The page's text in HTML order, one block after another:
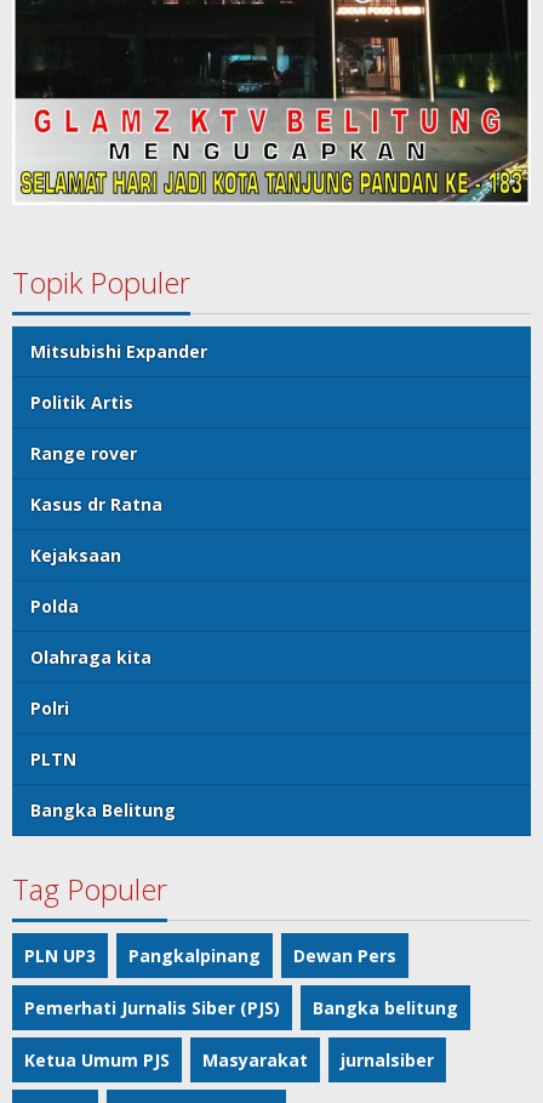
Topik Populer
Mitsubishi Expander
Politik Artis
Range rover
Kasus dr Ratna
Kejaksaan
Polda
Olahraga kita
Polri
PLTN
Bangka Belitung
Tag Populer
PLN UP3 Pangkalpinang Dewan Pers
Pemerhati Jurnalis Siber (PJS) Bangka belitung
Ketua Umum PJS Masyarakat jurnalsiber